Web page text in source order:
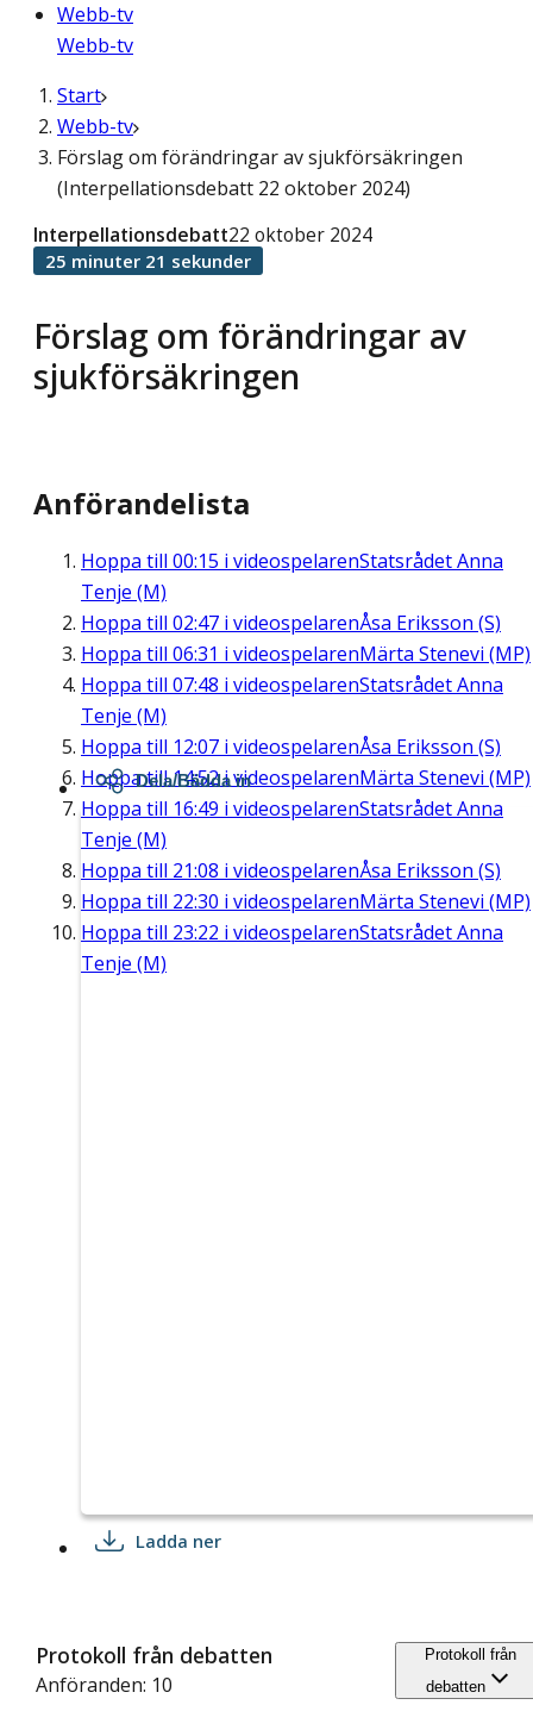
Webb-tv
Webb-tv
Start
Webb-tv
Förslag om förändringar av sjukförsäkringen
(Interpellationsdebatt 22 oktober 2024)
Förslag om förändringar av
sjukförsäkringen
Interpellationsdebatt22 oktober 2024
25 minuter 21 sekunder
Anförandelista
Hoppa till 00:15 i videospelarenStatsrådet Anna
Tenje (M)
Hoppa till 02:47 i videospelarenÅsa Eriksson (S)
Hoppa till 06:31 i videospelarenMärta Stenevi (MP)
Hoppa till 07:48 i videospelarenStatsrådet Anna
Tenje (M)
Hoppa till 12:07 i videospelarenÅsa Eriksson (S)
Hoppa till14:52i videospelarenMärta Stenevi (MP)
Hoppa till 16:49 i videospelarenStatsrådet Anna
Tenje (M)
Hoppa till 21:08 i videospelarenÅsa Eriksson (S)
Hoppa till 22:30 i videospelarenMärta Stenevi (MP)
Hoppa till 23:22 i videospelarenStatsrådet Anna
Tenje (M)
Dela/Bädda in
Ladda ner
Protokoll från debatten
Anföranden: 10
Protokoll från
debatten